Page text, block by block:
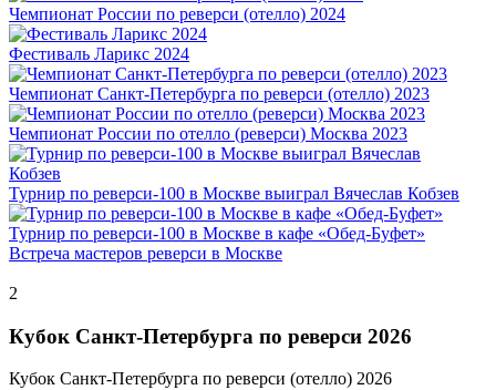
Чемпионат России по реверси (отелло) 2024
Фестиваль Ларикс 2024
Чемпионат Санкт-Петербурга по реверси (отелло) 2023
Чемпионат России по отелло (реверси) Москва 2023
Турнир по реверси-100 в Москве выиграл Вячеслав Кобзев
Турнир по реверси-100 в Москве в кафе «Обед-Буфет»
Встреча мастеров реверси в Москве
2
Кубок Санкт-Петербурга по реверси 2026
Кубок Санкт-Петербурга по реверси (отелло) 2026